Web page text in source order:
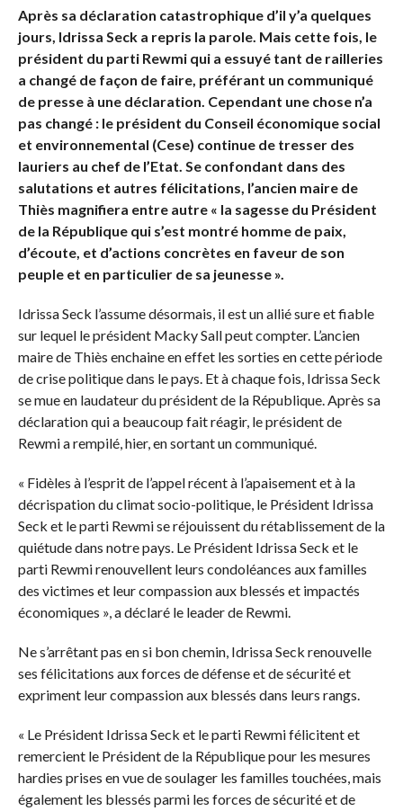
Après sa déclaration catastrophique d’il y’a quelques
jours, Idrissa Seck a repris la parole. Mais cette fois, le
président du parti Rewmi qui a essuyé tant de railleries
a changé de façon de faire, préférant un communiqué
de presse à une déclaration. Cependant une chose n’a
pas changé : le président du Conseil économique social
et environnemental (Cese) continue de tresser des
lauriers au chef de l’Etat. Se confondant dans des
salutations et autres félicitations, l’ancien maire de
Thiès magnifiera entre autre « la sagesse du Président
de la République qui s’est montré homme de paix,
d’écoute, et d’actions concrètes en faveur de son
peuple et en particulier de sa jeunesse ».
Idrissa Seck l’assume désormais, il est un allié sure et fiable
sur lequel le président Macky Sall peut compter. L’ancien
maire de Thiès enchaine en effet les sorties en cette période
de crise politique dans le pays. Et à chaque fois, Idrissa Seck
se mue en laudateur du président de la République. Après sa
déclaration qui a beaucoup fait réagir, le président de
Rewmi a rempilé, hier, en sortant un communiqué.
« Fidèles à l’esprit de l’appel récent à l’apaisement et à la
décrispation du climat socio-politique, le Président Idrissa
Seck et le parti Rewmi se réjouissent du rétablissement de la
quiétude dans notre pays. Le Président Idrissa Seck et le
parti Rewmi renouvellent leurs condoléances aux familles
des victimes et leur compassion aux blessés et impactés
économiques », a déclaré le leader de Rewmi.
Ne s’arrêtant pas en si bon chemin, Idrissa Seck renouvelle
ses félicitations aux forces de défense et de sécurité et
expriment leur compassion aux blessés dans leurs rangs.
« Le Président Idrissa Seck et le parti Rewmi félicitent et
remercient le Président de la République pour les mesures
hardies prises en vue de soulager les familles touchées, mais
également les blessés parmi les forces de sécurité et de